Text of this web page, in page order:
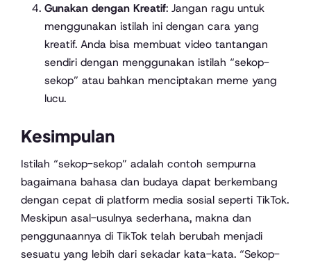
Gunakan dengan Kreatif: Jangan ragu untuk
menggunakan istilah ini dengan cara yang
kreatif. Anda bisa membuat video tantangan
sendiri dengan menggunakan istilah “sekop-
sekop” atau bahkan menciptakan meme yang
lucu.
Kesimpulan
Istilah “sekop-sekop” adalah contoh sempurna
bagaimana bahasa dan budaya dapat berkembang
dengan cepat di platform media sosial seperti TikTok.
Meskipun asal-usulnya sederhana, makna dan
penggunaannya di TikTok telah berubah menjadi
sesuatu yang lebih dari sekadar kata-kata. “Sekop-